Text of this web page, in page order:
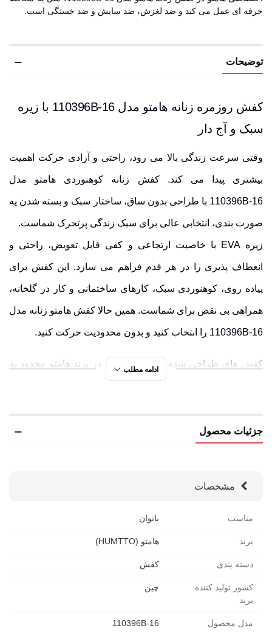
حرفه ای عمل می کند و ضد لغزش، ضد سایش و ضد خستگی است.
توضیحات
کفش روزمره زنانه هامتو مدل 110396B-16 با زیره
سبک و آج دار
وقتی سرعت زندگی بالا می رود، راحتی و آزادی حرکت اهمیت
بیشتری پیدا می کند. کفش زنانه کوهنوردی هامتو مدل
110396B-16 با طراحی بدون ساق، ساختار سبک و بسته شدن یه
صورت بندی، انتخابی عالی برای سبک زندگی پرتحرک شماست.
زیره EVA با خاصیت ارتجاعی و کفی قابل تعویض، راحتی و
انعطاف پذیری را در هر قدم فراهم می سازد. این کفش برای
پیاده روی، کوهنوردی سبک، کارهای ساختمانی و کار در گلخانه،
همراهی بی نقص برای شماست. همین حالا کفش هامتو زنانه مدل
110396B-16 را انتخاب کنید و بدون محدودیت حرکت کنید.
کفش های طراحی شده برای پیاده روی در برند هامتو محدود به
هم برسی کنید تا بتوانید مدلی را انتخاب کنید که دقیقاً با سبک
رویه ضد آب از TPU و پارچه برزنتی مناسب فصل گرم
مناسب برای پیاده روی، طبیعت گردی، کوهنوردی سبک و
کارهای ساختمانی
ادامه مطلب
جزئیات محصول
مشخصات
مناسب بانوان
برند هامتو (HUMTTO)
دسته بندی کفش
کشور تولید کننده
برند
چین
مدل محصول 110396B-16